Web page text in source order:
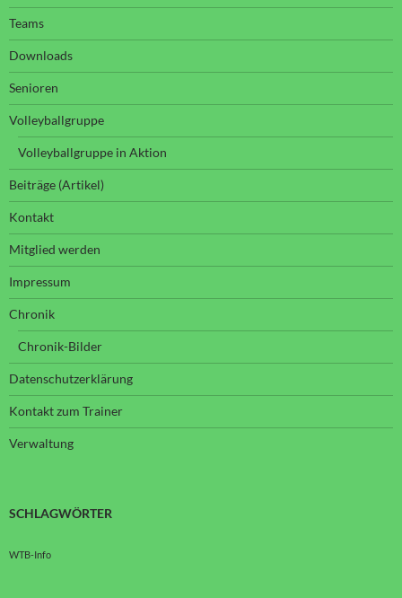
Teams
Downloads
Senioren
Volleyballgruppe
Volleyballgruppe in Aktion
Beiträge (Artikel)
Kontakt
Mitglied werden
Impressum
Chronik
Chronik-Bilder
Datenschutzerklärung
Kontakt zum Trainer
Verwaltung
SCHLAGWÖRTER
WTB-Info